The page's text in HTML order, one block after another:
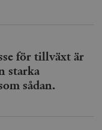
för tillväxt är
starka
sådan.